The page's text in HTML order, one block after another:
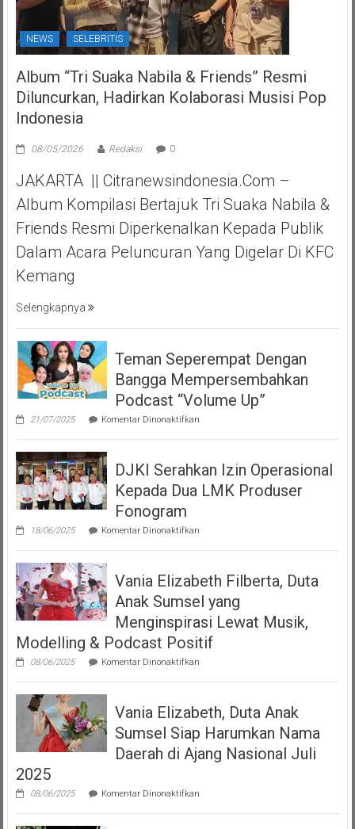
NEWS SELEBRITIS
Album “Tri Suaka Nabila & Friends” Resmi
Diluncurkan, Hadirkan Kolaborasi Musisi Pop
Indonesia
08/05/2026 Redaksi 0
JAKARTA || Citranewsindonesia.com –
Album Kompilasi Bertajuk Tri Suaka Nabila &
Friends Resmi Diperkenalkan Kepada Publik
Dalam Acara Peluncuran Yang Digelar Di KFC
Kemang
Selengkapnya
Teman Seperempat Dengan
Bangga Mempersembahkan
Podcast “Volume Up”
21/07/2025 Komentar Dinonaktifkanpada
Seperempat
Bangga
Mempersembahkan
Podcast
DJKI Serahkan Izin Operasional
Kepada Dua LMK Produser
Fonogram
18/06/2025 Komentar Dinonaktifkanpada
Serahkan
Operasional
Dua
LMK
Produser
Fonogram
Vania Elizabeth Filberta, Duta
Anak Sumsel yang
Menginspirasi Lewat Musik,
Modelling & Podcast Positif
08/06/2025 Komentar Dinonaktifkanpada
Elizabeth
Duta
Sumsel
Menginspirasi
Modelling
Vania Elizabeth, Duta Anak
Sumsel Siap Harumkan Nama
Daerah di Ajang Nasional Juli
2025
08/06/2025 Komentar Dinonaktifkanpada
Elizabeth,